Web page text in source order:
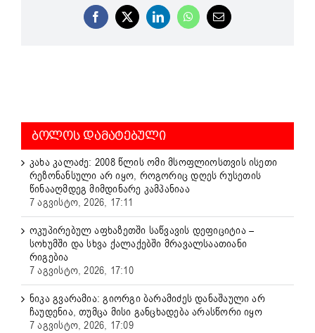
Facebook
X LinkedInWhatsApp
Email
ᲑᲝᲚᲝᲡ ᲓᲐᲛᲐᲢᲔᲑᲣᲚᲘ
კახა კალაძე: 2008 წლის ომი მსოფლიოსთვის ისეთი
რეზონანსული არ იყო, როგორიც დღეს რუსეთის
წინააღმდეგ მიმდინარე კამპანიაა
7 აგვისტო, 2026, 17:11
ოკუპირებულ აფხაზეთში საწვავის დეფიციტია –
სოხუმში და სხვა ქალაქებში მრავალსაათიანი
რიგებია
7 აგვისტო, 2026, 17:10
ნიკა გვარამია: გიორგი ბარამიძეს დანაშაული არ
ჩაუდენია, თუმცა მისი განცხადება არასწორი იყო
7 აგვისტო, 2026, 17:09